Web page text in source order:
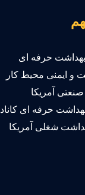
حرفه ای
و ایمنی محیط کار
آمریکا
حرفه ای کانادا
شغلی آمریکا